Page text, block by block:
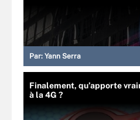
Par: Yann Serra
Finalement, qu’apporte
à la 4G ?